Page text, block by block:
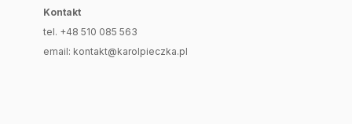
Kontakt
tel. +48 510 085 563
email: kontakt@karolpieczka.pl